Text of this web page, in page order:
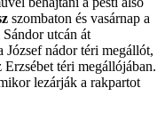
szombaton és vasárnap a
utcán át
nádor téri megállót,
Erzsébet téri megállójában.
lezárják a rakpartot